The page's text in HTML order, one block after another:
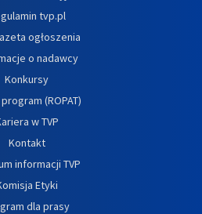
tvp.pl
ogłoszenia
o nadawcy
Konkursy
(ROPAT)
w TVP
Kontakt
informacji TVP
Etyki
dla prasy